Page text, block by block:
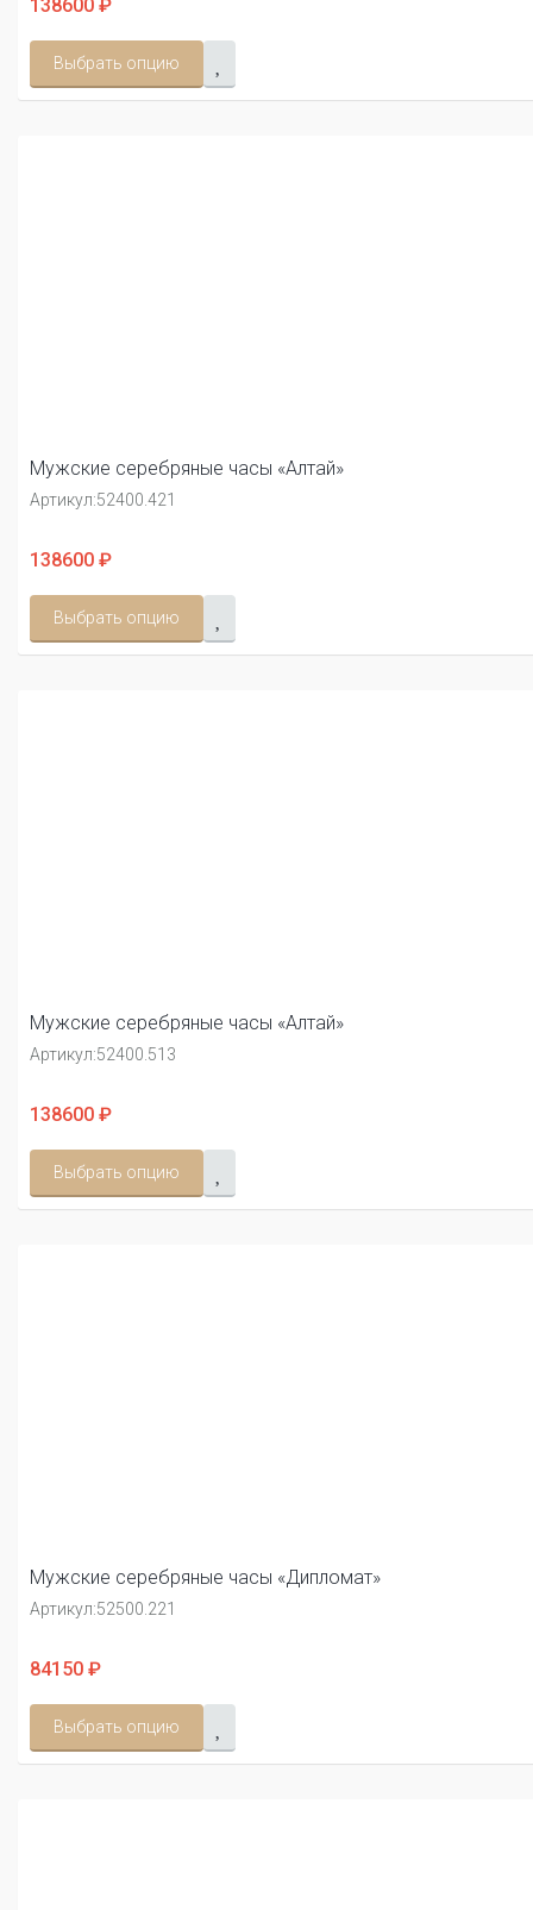
138600 ₽
Выбрать опцию
Мужские серебряные часы «Алтай»
Артикул:52400.421
138600 ₽
Выбрать опцию
Мужские серебряные часы «Алтай»
Артикул:52400.513
138600 ₽
Выбрать опцию
Мужские серебряные часы «Дипломат»
Артикул:52500.221
84150 ₽
Выбрать опцию